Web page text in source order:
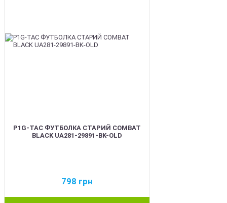
P1G-TAC ФУТБОЛКА СТАРИЙ COMBAT
BLACK UA281-29891-BK-OLD
798 грн